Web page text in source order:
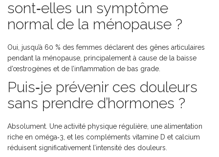
sont‑elles un symptôme
normal de la ménopause ?
Oui, jusqu’à 60 % des femmes déclarent des gênes articulaires
pendant la ménopause, principalement à cause de la baisse
d’œstrogènes et de l’inflammation de bas grade.
Puis‑je prévenir ces douleurs
sans prendre d’hormones ?
Absolument. Une activité physique régulière, une alimentation
riche en oméga‑3, et les compléments vitamine D et calcium
réduisent significativement l’intensité des douleurs.